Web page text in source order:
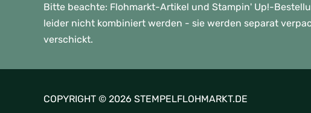
Bitte beachte: Flohmarkt-Artikel und Stampin' Up!-
leider nicht kombiniert werden - sie werden separat
verschickt.
COPYRIGHT © 2026 STEMPELFLOHMARKT.DE